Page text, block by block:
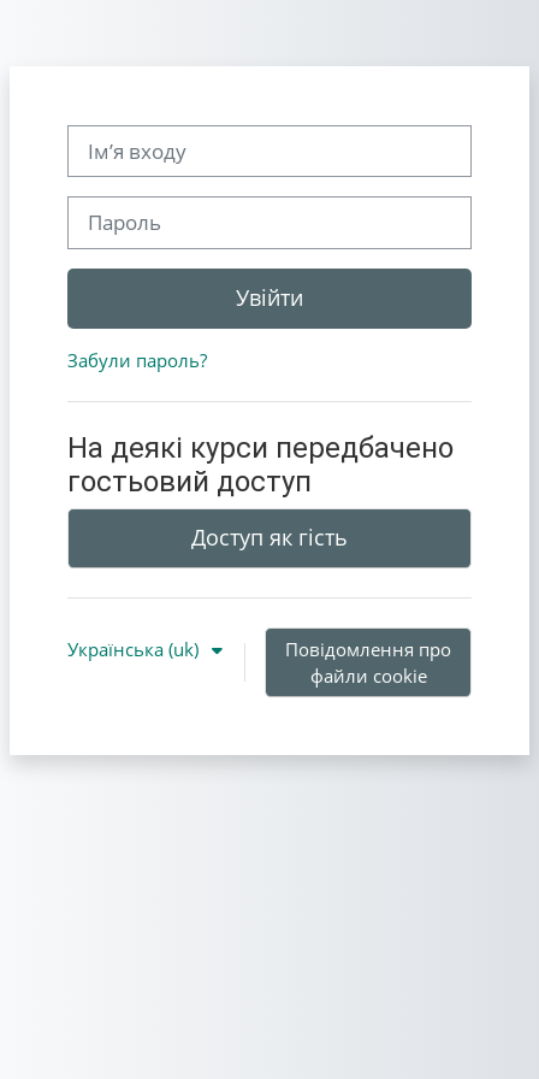
Увійти
Забули пароль?
На деякі курси передбачено
гостьовий доступ
Доступ як гість
Українська ‎(uk)‎
Повідомлення про
файли cookie